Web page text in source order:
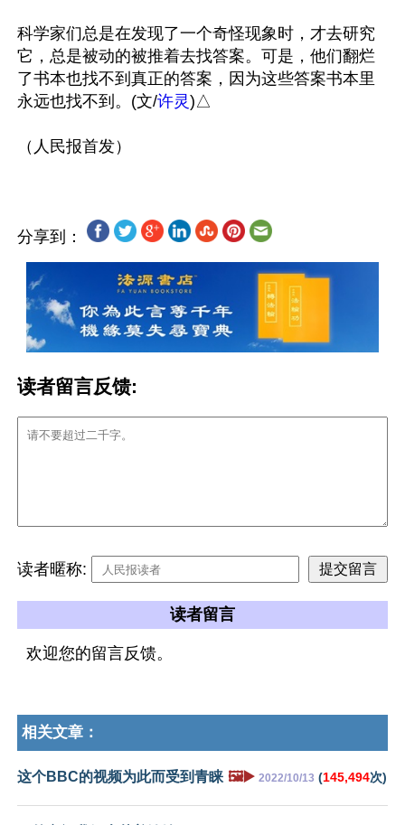
科学家们总是在发现了一个奇怪现象时，才去研究
它，总是被动的被推着去找答案。可是，他们翻烂
了书本也找不到真正的答案，因为这些答案书本里
永远也找不到。(文/许灵)△
分享到：
读者留言反馈:
读者暱称:
读者留言
欢迎您的留言反馈。
相关文章：
这个BBC的视频为此而受到青睐 🖼️▶️ 2022/10/13 (145,494次)